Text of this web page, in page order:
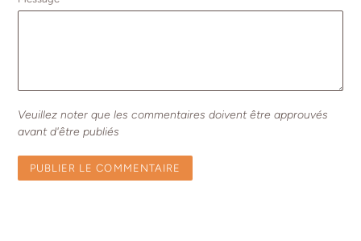
Veuillez noter que les commentaires doivent être approuvés
avant d'être publiés